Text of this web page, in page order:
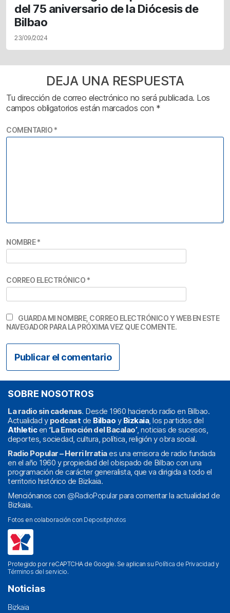
del 75 aniversario de la Diócesis de
Bilbao
23/09/2024
DEJA UNA RESPUESTA
Tu dirección de correo electrónico no será publicada. Los
campos obligatorios están marcados con *
COMENTARIO *
NOMBRE*
CORREO ELECTRÓNICO *
GUARDA MI NOMBRE, CORREO ELECTRÓNICO Y WEB EN ESTE
NAVEGADOR PARA LA PRÓXIMA VEZ QUE COMENTE.
SOBRE NOSOTROS
La radio sin cadenas. Desde 1960 haciendo radio en Bilbao.
Actualidad y podcast de Bilbao y Bizkaia, los partidos del
Athleticen ‘La Emoción del Bacalao’, noticias de sucesos,
deportes, sociedad, cultura, política, religión y obra social.
Radio Popular – Herri Irratiaes una emisora de radio fundada
en el año 1960 y propiedad del obispado de Bilbao con una
programación de carácter generalista, que va dirigida a todo el
territorio histórico de Bizkaia.
Menciónanos con @RadioPopularpara comentar la actualidad de
Bizkaia.
Fotos en colaboración con Depositphotos
Protegido por reCAPTCHA de Google. Se aplican su Política de Privacidad y
Términos del servicio.
Noticias
Bizkaia